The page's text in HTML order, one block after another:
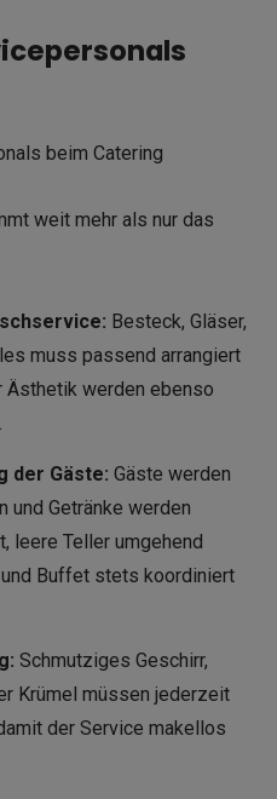
weit mehr als nur das
Besteck, Gläser,
muss passend arrangiert
Ästhetik werden ebenso
der Gäste: Gäste werden
und Getränke werden
leere Teller umgehend
Buffet stets koordiniert
Schmutziges Geschirr,
Krümel müssen jederzeit
der Service makellos